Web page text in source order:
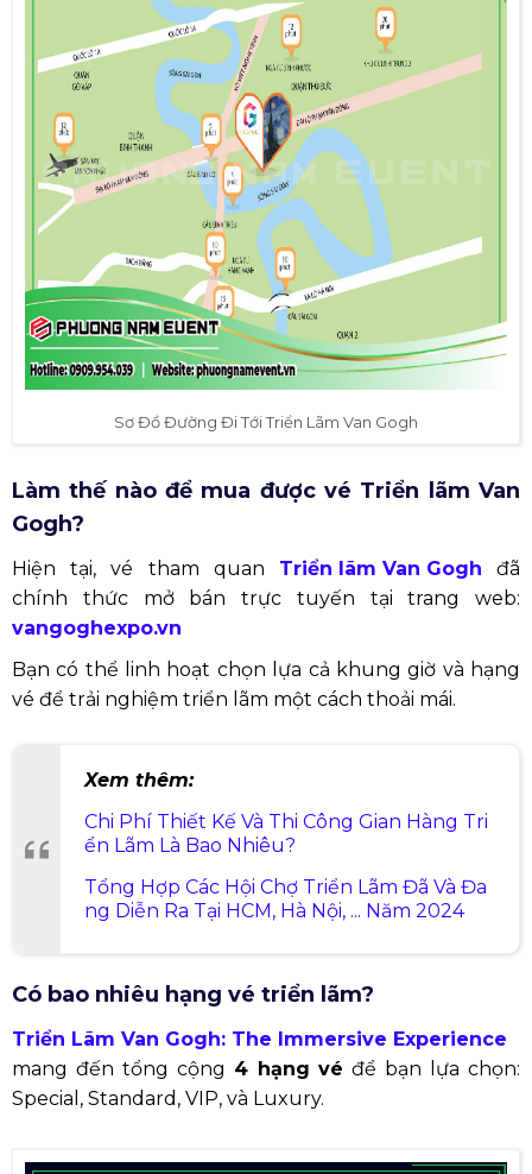
Sơ Đồ Đường Đi Tới Triển Lãm Van Gogh
Làm thế nào để mua được vé Triển lãm Van
Gogh?
Hiện tại, vé tham quan Triển lãm Van Gogh đã
chính thức mở bán trực tuyến tại trang web:
vangoghexpo.vn
Bạn có thể linh hoạt chọn lựa cả khung giờ và hạng
vé để trải nghiệm triển lãm một cách thoải mái.
Xem thêm:
Chi Phí Thiết Kế Và Thi Công Gian Hàng Tri
ển Lãm Là Bao Nhiêu?
Tổng Hợp Các Hội Chợ Triển Lãm Đã Và Đa
ng Diễn Ra Tại HCM, Hà Nội, ... Năm 2024
Có bao nhiêu hạng vé triển lãm?
Triển Lãm Van Gogh: The Immersive Experience
mang đến tổng cộng 4 hạng vé để bạn lựa chọn:
Special, Standard, VIP, và Luxury.